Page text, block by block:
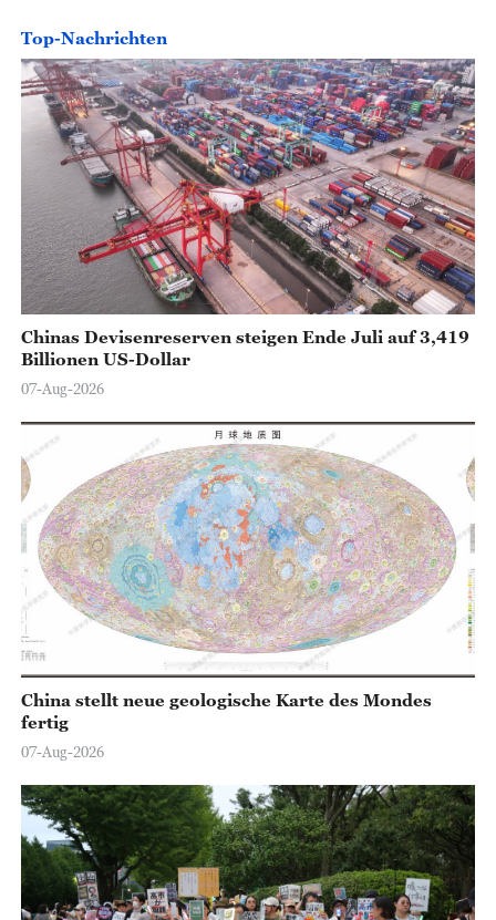
Top-Nachrichten
Chinas Devisenreserven steigen Ende Juli auf 3,419
Billionen US-Dollar
07-Aug-2026
China stellt neue geologische Karte des Mondes
fertig
07-Aug-2026